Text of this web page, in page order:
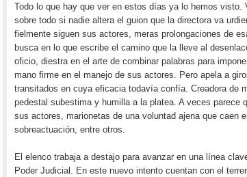
Todo lo que hay que ver en estos días ya lo hemos visto.
sobre todo si nadie altera el guion que la directora va
fielmente siguen sus actores, meras prolongaciones de
busca en lo que escribe el camino que la lleve al
oficio, diestra en el arte de combinar palabras para
mano firme en el manejo de sus actores. Pero apela a
transitados en cuya eficacia todavía confía. Creadora de
pedestal subestima y humilla a la platea. A veces parece
sus actores, marionetas de una voluntad ajena que caen
sobreactuación, entre otros.
El elenco trabaja a destajo para avanzar en una línea
Poder Judicial. En este nuevo intento cuentan con el